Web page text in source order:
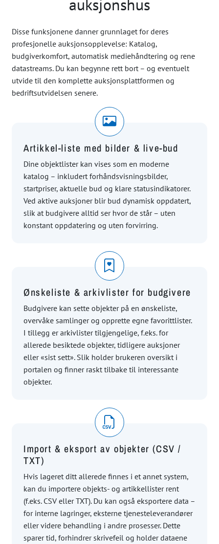
auksjonshus
Disse funksjonene danner grunnlaget for deres
profesjonelle auksjonsopplevelse: Katalog,
budgiverkomfort, automatisk mediehåndtering og rene
datastreams. Du kan begynne rett bort – og eventuelt
utvide til den komplette auksjonsplattformen og
bedriftsutvidelsen senere.
Artikkel-liste med bilder & live-bud
Dine objektlister kan vises som en moderne
katalog – inkludert forhåndsvisningsbilder,
startpriser, aktuelle bud og klare statusindikatorer.
Ved aktive auksjoner blir bud dynamisk oppdatert,
slik at budgivere alltid ser hvor de står – uten
konstant oppdatering og uten forvirring.
Ønskeliste & arkivlister for budgivere
Budgivere kan sette objekter på en ønskeliste,
overvåke samlinger og opprette egne favorittlister.
I tillegg er arkivlister tilgjengelige, f.eks. for
allerede besiktede objekter, tidligere auksjoner
eller «sist sett». Slik holder brukeren oversikt i
portalen og finner raskt tilbake til interessante
objekter.
Import & eksport av objekter (CSV /
TXT)
Hvis lageret ditt allerede finnes i et annet system,
kan du importere objekts- og artikkellister rent
(f.eks. CSV eller TXT). Du kan også eksportere data –
for interne lagringer, eksterne tjenesteleverandører
eller videre behandling i andre prosesser. Dette
sparer tid, forhindrer skrivefeil og holder dataene